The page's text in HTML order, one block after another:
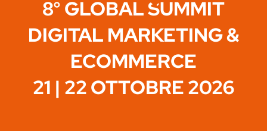
8° GLOBAL SUMMIT
DIGITAL MARKETING &
ECOMMERCE
21 | 22 OTTOBRE 2026